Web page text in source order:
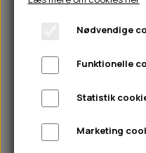
🦴
🍖
🎾
TÆNDER,
🐾
HUER
Nødvendige
Funktionelle
Statistik
Marketing